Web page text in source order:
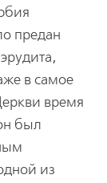
предан
в самое
время
был
из